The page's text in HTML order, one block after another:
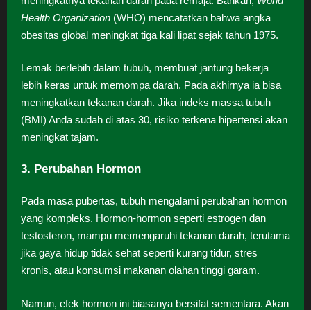
Health Organization (WHO) mencatatkan bahwa angka
obesitas global meningkat tiga kali lipat sejak tahun 1975.
Lemak berlebih dalam tubuh, membuat jantung bekerja
lebih keras untuk memompa darah. Pada akhirnya ia bisa
meningkatkan tekanan darah. Jika indeks massa tubuh
(BMI) Anda sudah di atas 30, risiko terkena hipertensi akan
meningkat tajam.
3. Perubahan Hormon
Pada masa pubertas, tubuh mengalami perubahan hormon
yang kompleks. Hormon-hormon seperti estrogen dan
testosteron, mampu memengaruhi tekanan darah, terutama
jika gaya hidup tidak sehat seperti kurang tidur, stres
kronis, atau konsumsi makanan olahan tinggi garam.
Namun, efek hormon ini biasanya bersifat sementara. Akan